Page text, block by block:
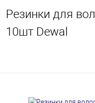
Резинки для
10шт Dewal